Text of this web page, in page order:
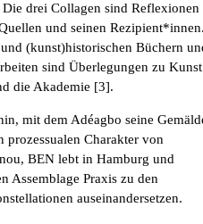
drei Collagen sind Reflexionen
und seinen Rezipient*innen.
(kunst)historischen Büchern
sind Überlegungen zu Kunst
die Akademie [3].
mit dem Adéagbo seine
Charakter von
BEN lebt in Hamburg und
Assemblage Praxis zu den
auseinandersetzen.